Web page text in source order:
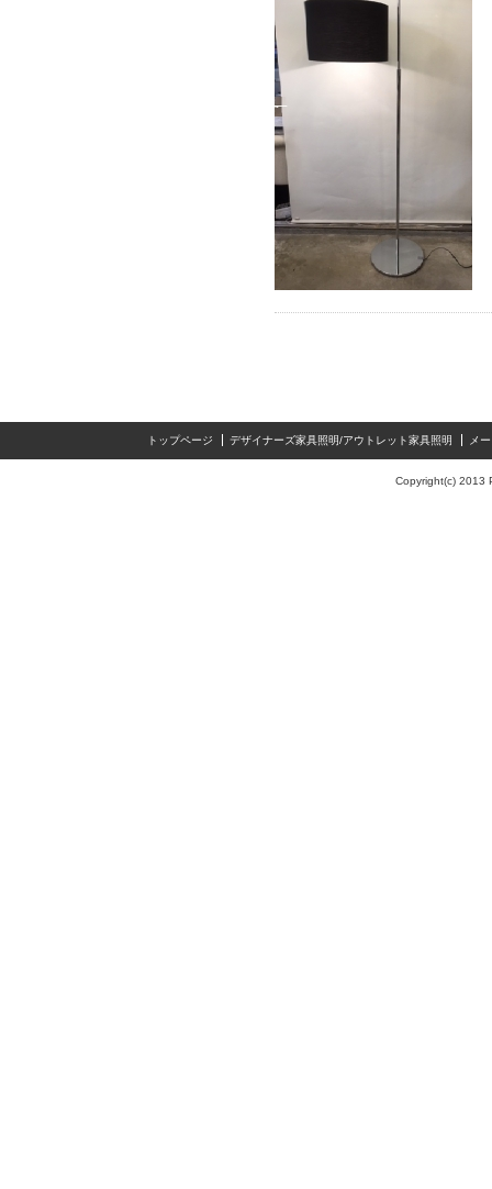
トップページ デザイナーズ家具照明/アウトレット家具照明 メ
Copyright(c) 2013